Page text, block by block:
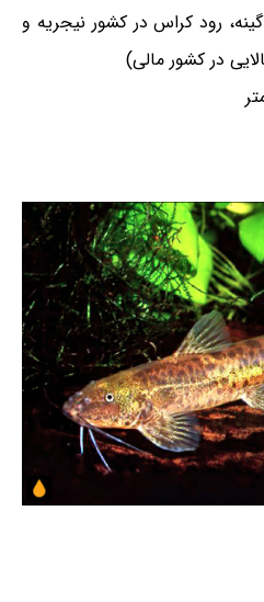
رود کراس در کشور نیجریه و
در کشور مالی)